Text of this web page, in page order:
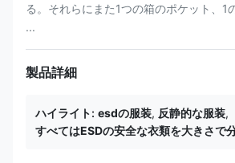
る。それらにまた1つの箱のポケット、1
...
製品詳細
ハイライト: esdの服装, 反静的な服装,
すべてはESDの安全な衣類を大きさで